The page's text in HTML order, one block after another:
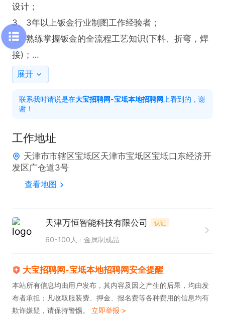
设计；
3、3年以上钣金行业制图工作经验者；
4、熟练掌握钣金的全流程工艺知识(下料、折弯，焊
接)；
5、具备良好的沟通能力，新品开发期间，能有效与
6、工作认真负责严谨，有上进心和创新意识，踏实
岗位职责:
1、根据客户来图进行展开细化，转化为公司内部生产
图；
2、负责钣金工程项目图纸的展开、拆分，钣金工艺
术上的支持与指导并编制作业指导书；
3、产品BOM编制、建立钣金产品数据库；
5、公司安排的其它工作；
6、熟练使用cad、solidworks、会用博士钣金
7、对激光切割、刨槽、折弯、焊接、打磨等各项工
艺有一定的了解。
展开
联系我时请说是在大宝招聘网-宝坻本地招聘网 上看到的，谢
谢！
工作地址
天津市市辖区宝坻区天津市宝坻区宝坻口东经济开
发区广仓道3号
查看地图
天津万恒智能科技有限公司 认证
60-100人 金属制成品
大宝招聘网-宝坻本地招聘网安全提醒
本站所有信息均由用户发布，其内容及因之产生的后果，均由发
布者承担；凡收取服装费、押金、报名费等各种费用的信息均有
欺诈嫌疑，请保持警惕。 立即举报 >